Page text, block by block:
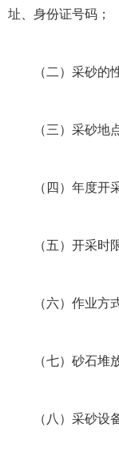
址、身份证号码；
（二）采砂的性
（三）采砂地点
（四）年度开采
（五）开采时限
（六）作业方式
（七）砂石堆放
（八）采砂设备